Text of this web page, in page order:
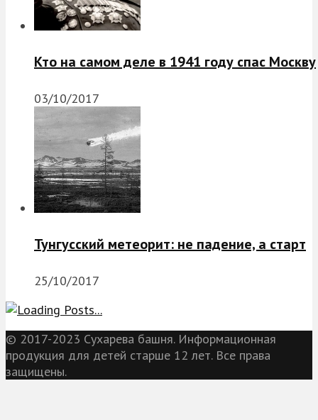
Кто на самом деле в 1941 году спас Москву
03/10/2017
Тунгусский метеорит: не падение, а старт
25/10/2017
© 2017-2023 Сухарева башня. Информационная
продукция для детей старше 12 лет. Все права
защищены.